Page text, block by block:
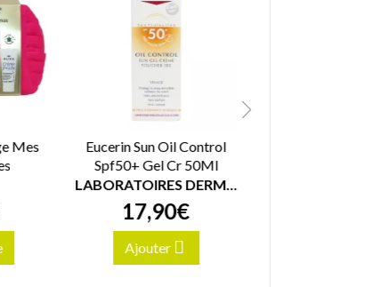
Mes
Eucerin Sun Oil Control
Spf50+ Gel Cr 50Ml
LABORATOIRES DERMATOLOGIQUES EUCERIN
17,90€
Ajouter